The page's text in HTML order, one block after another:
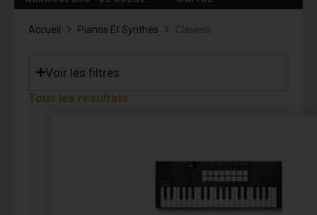
Accueil Pianos Et Synthés Claviers
Voir les filtres
Tous les resultats